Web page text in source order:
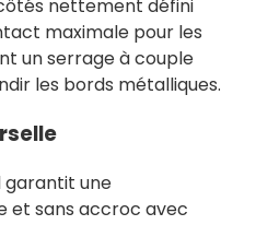
nettement défini
maximale pour les
un serrage à couple
les bords métalliques.
garantit une
et sans accroc avec